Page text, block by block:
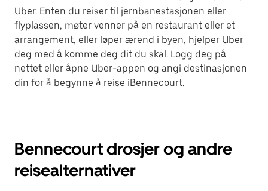
Uber. Enten du reiser til jernbanestasjonen eller
flyplassen, møter venner på en restaurant eller et
arrangement, eller løper ærend i byen, hjelper Uber
deg med å komme deg dit du skal. Logg deg på
nettet eller åpne Uber-appen og angi destinasjonen
din for å begynne å reise iBennecourt.
Bennecourt drosjer og andre
reisealternativer